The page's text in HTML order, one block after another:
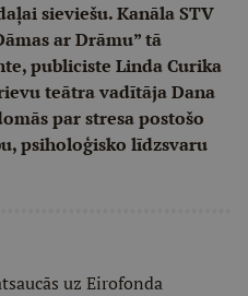
sieviešu. Kanāla STV
ar Drāmu” tā
publiciste Linda Curika
teātra vadītāja Dana
par stresa postošo
psiholoģisko līdzsvaru
uz Eirofonda